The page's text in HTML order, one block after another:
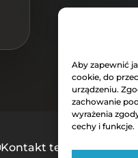
Aby zapewnić
cookie, do
urządzeniu.
zachowanie
wyrażenia
cechy i funkcje.
Kontakt techniczny